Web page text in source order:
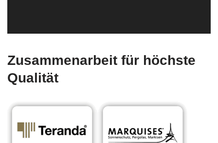
Zusammenarbeit für höchste
Qualität